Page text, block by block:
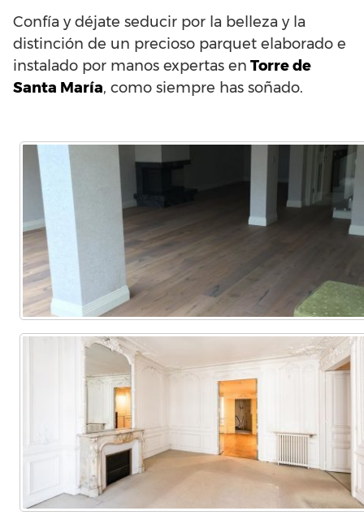
Confía y déjate seducir por la belleza y la
distinción de un precioso parquet elaborado e
instalado por manos expertas en Torre de
Santa María, como siempre has soñado.